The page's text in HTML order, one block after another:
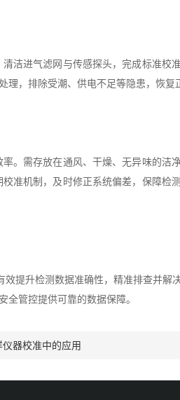
进气滤网与传感探头，完成标准校准
，排除受潮、供电不足等隐患，恢复
。需存放在通风、干燥、无异味的洁
准机制，及时修正系统偏差，保障检
提升检测数据准确性，精准排查并解
管控提供可靠的数据保障。
器校准中的应用